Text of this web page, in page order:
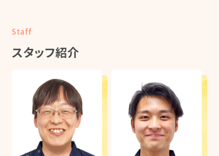
Staff
スタッフ紹介